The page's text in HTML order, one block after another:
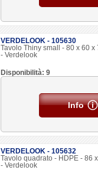
VERDELOOK - 105630
Tavolo Thiny small - 80 x 60 x
- Verdelook
Disponibilità: 9
Info
VERDELOOK - 105632
Tavolo quadrato - HDPE - 86
- Verdelook